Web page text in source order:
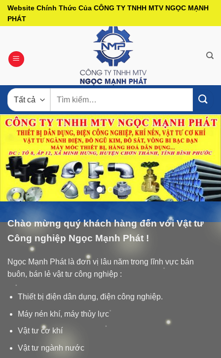
Bỏ
qua
Website Chính Thức Của CÔNG TY TNHH MTV NGỌC MẠNH
PHÁT
kiếm:
Chào mừng quý khách hàng đến với Vật tư
Công nghiệp Ngọc Mạnh Phát !
Ngọc Mạnh Phát là đơn vị lâu năm trong lĩnh vực bán
buôn, bán lẻ vật tư công nghiệp :
Thiết bị điện dân dụng, điện công nghiệp.
Máy nén khí, máy thủy lực
Vật tư cơ khí
Vật tư ngành nước